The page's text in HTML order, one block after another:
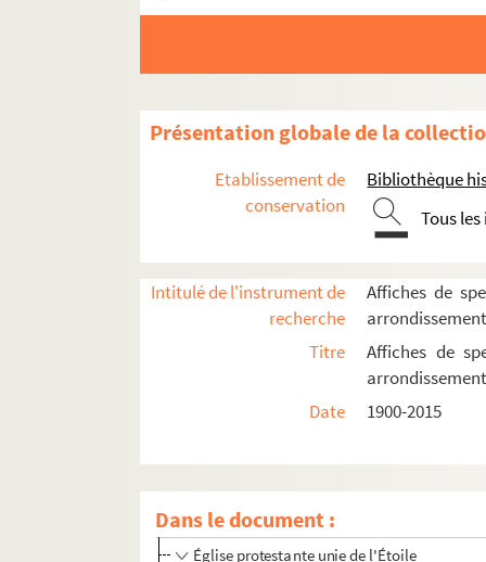
Présentation globale de la
Etablissement de
conservation
Bibliothèque
Tous
Intitulé de l'instrument de
recherche
Affiches de
Titre
Affiches de
Date
1900-2015
Dans le document :
16e arrondissement
Campus de Malesherbes
Comédie-Wagram
Concert européen
Église protestante unie de l'Étoile